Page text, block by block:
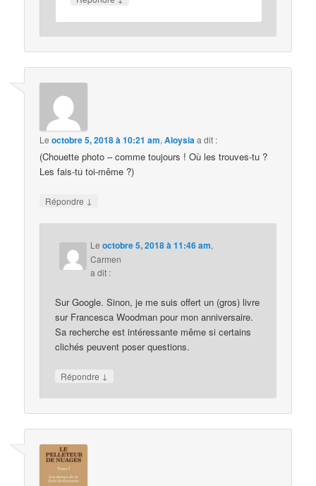
Leoctobre 5, 2018 à 10:21 am,Aloysiaa dit :
(Chouette photo – comme toujours ! Où les trouves-tu ?
Les fais-tu toi-même ?)
Répondre ↓
Leoctobre 5, 2018 à 11:46 am,
Carmen
a dit :
Sur Google. Sinon, je me suis offert un (gros) livre
sur Francesca Woodman pour mon anniversaire.
Sa recherche est intéressante même si certains
clichés peuvent poser questions.
Répondre ↓